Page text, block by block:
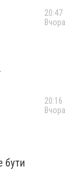
бути
20:47
Вчора
20:16
Вчора